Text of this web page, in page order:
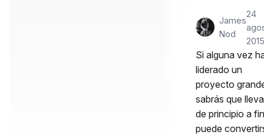
James
Nod
24
2015
Si alguna vez
liderado un
proyecto
sabrás que
de principio a fin
puede